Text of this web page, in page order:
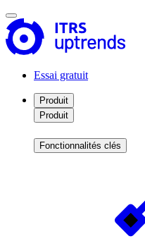
Essai gratuit
Produit
Produit
Fonctionnalités clés